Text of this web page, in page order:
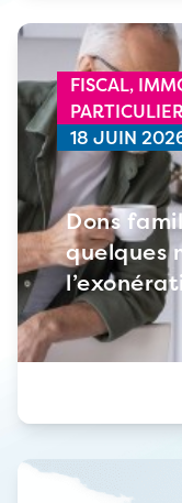
FISCAL,
18 JUIN
Dons
quelques